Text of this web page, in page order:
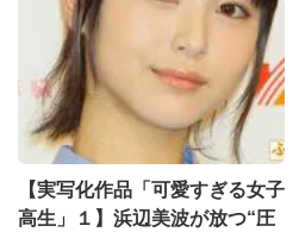
【実写化作品「可愛すぎる女子
高生」１】浜辺美波が放つ“圧